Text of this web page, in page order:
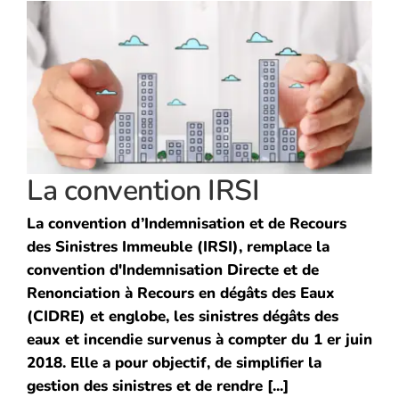
La convention IRSI
La convention d’Indemnisation et de Recours
des Sinistres Immeuble (IRSI), remplace la
convention d'Indemnisation Directe et de
Renonciation à Recours en dégâts des Eaux
(CIDRE) et englobe, les sinistres dégâts des
eaux et incendie survenus à compter du 1 er juin
2018. Elle a pour objectif, de simplifier la
gestion des sinistres et de rendre [...]